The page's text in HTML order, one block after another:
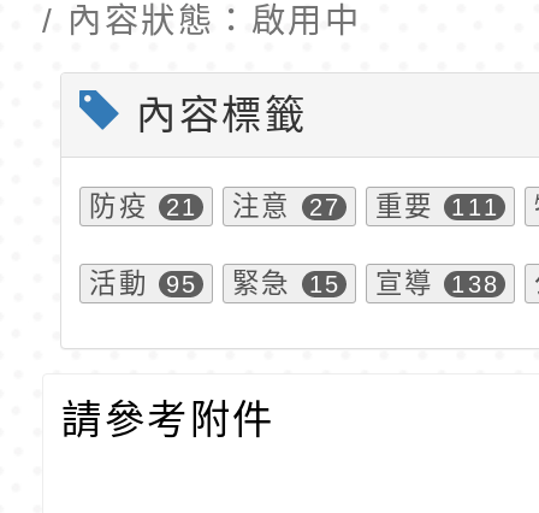
/ 內容狀態：啟用中
內容標籤
防疫 21 注意 27 重要 111
活動 95 緊急 15 宣導 138
請參考附件